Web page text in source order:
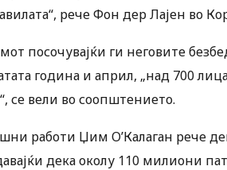
рече Фон дер Лајен во
посочувајќи ги неговите
година и април, „над 700
се вели во соопштението.
работи Џим О’Калаган рече
дека околу 110 милиони